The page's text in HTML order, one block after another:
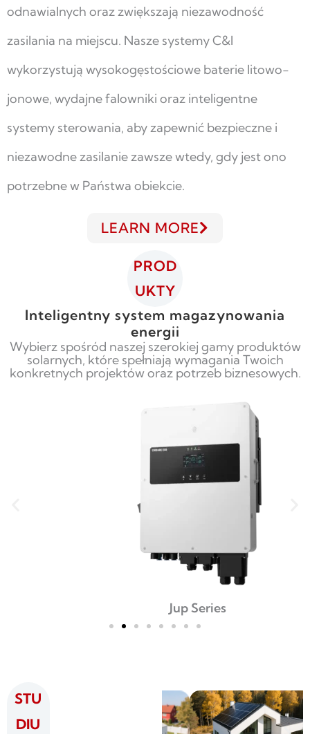
odnawialnych oraz zwiększają niezawodność
zasilania na miejscu. Nasze systemy C&I
wykorzystują wysokogęstościowe baterie litowo-
jonowe, wydajne falowniki oraz inteligentne
systemy sterowania, aby zapewnić bezpieczne i
niezawodne zasilanie zawsze wtedy, gdy jest ono
potrzebne w Państwa obiekcie.
LEARN MORE
PROD
UKTY
Inteligentny system magazynowania
energii
Wybierz spośród naszej szerokiej gamy produktów
solarnych, które spełniają wymagania Twoich
konkretnych projektów oraz potrzeb biznesowych.
Jup Series
STU
DIU